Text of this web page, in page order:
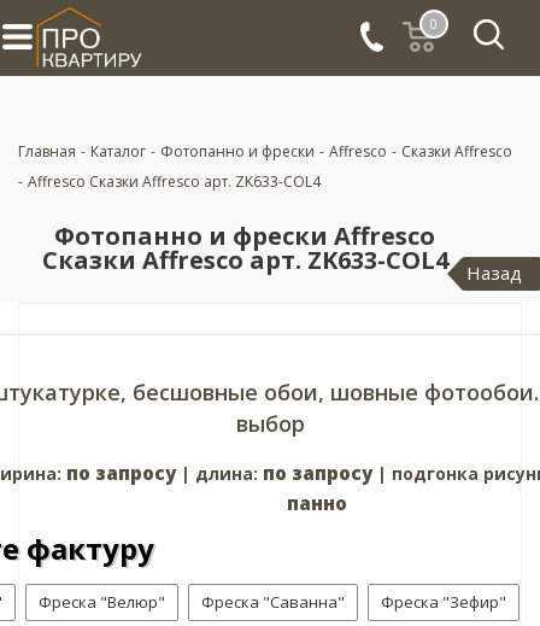
0
Главная - Каталог - Фотопанно и фрески - Affresco - Сказки Affresco
- Affresco Сказки Affresco арт. ZK633-COL4
Фотопанно и фрески Affresco
Сказки Affresco арт. ZK633-COL4 Назад
бесшовные обои, шовные
выбор
по запросу| длина: по запросу| подгонка
панно
фактуру
Фреска "Велюр" Фреска "Саванна" Фреска "Зефир"